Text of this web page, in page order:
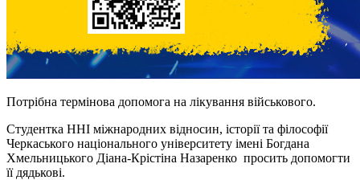
Потрібна термінова допомога на лікування військового.
Студентка ННІ міжнародних відносин, історії та філософії
Черкаського національного університету імені Богдана
Хмельницького Діана-Крістіна Назаренко просить допомогти
її дядькові.